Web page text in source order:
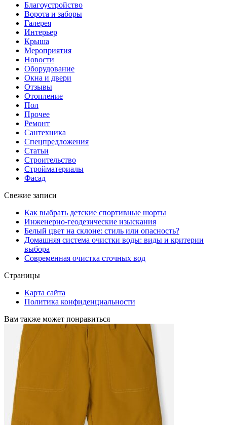
Благоустройство
Ворота и заборы
Галерея
Интерьер
Крыша
Мероприятия
Новости
Оборудование
Окна и двери
Отзывы
Отопление
Пол
Прочее
Ремонт
Сантехника
Спецпредложения
Статьи
Строительство
Стройматериалы
Фасад
Свежие записи
Как выбрать детские спортивные шорты
Инженерно-геодезические изыскания
Белый цвет на склоне: стиль или опасность?
Домашняя система очистки воды: виды и критерии
выбора
Современная очистка сточных вод
Страницы
Карта сайта
Политика конфиденциальности
Вам также может понравиться